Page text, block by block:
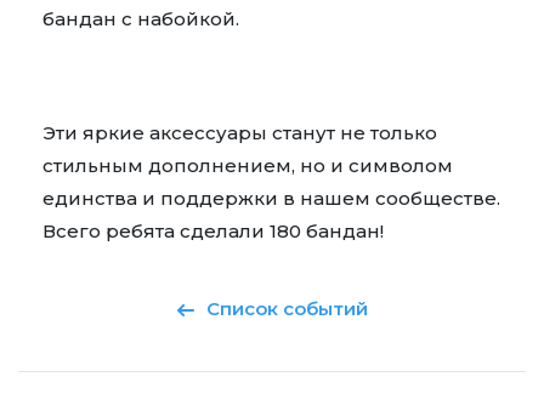
бандан с набойкой.
Эти яркие аксессуары станут не только
стильным дополнением, но и символом
единства и поддержки в нашем сообществе.
Всего ребята сделали 180 бандан!
Список событий